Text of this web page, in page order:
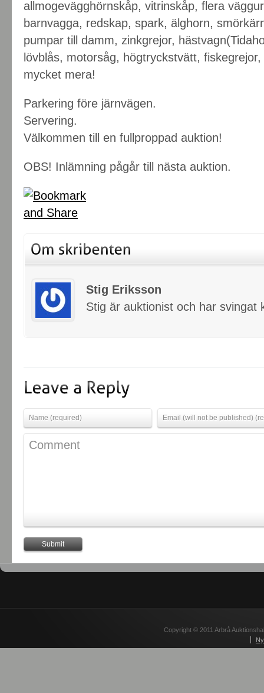
allmogevägghörnskåp, vitrinskåp, flera
barnvagga, redskap, spark, älghorn,
pumpar till damm, zinkgrejor,
lövblås, motorsåg, högtryckstvätt,
mycket mera!
Parkering före järnvägen.
Servering.
Välkommen till en fullproppad auktion!
OBS! Inlämning pågår till nästa auktion.
Stig Eriksson
Stig är auktionist och har svingat
Copyright © 2011 Arbrå